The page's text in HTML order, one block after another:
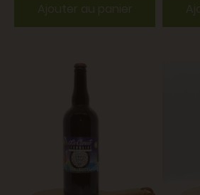
Ajouter au panier